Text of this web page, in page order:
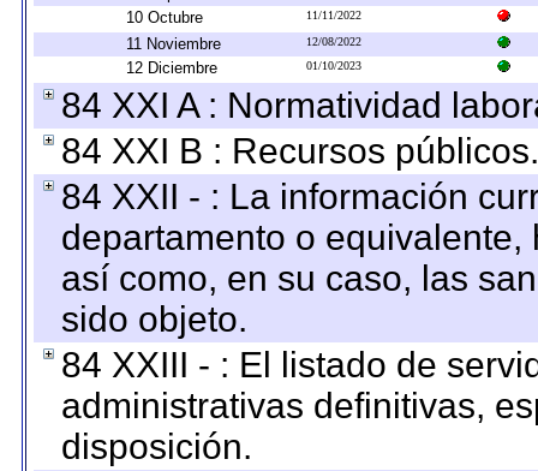
10 Octubre 11/11/2022
11 Noviembre 12/08/2022
12 Diciembre 01/10/2023
84 XXI A : Normatividad
84 XXI B : Recursos públicos.
84 XXII - : La información
departamento o
así como, en su caso, las
sido objeto.
84 XXIII - : El listado de
administrativas definitivas,
disposición.